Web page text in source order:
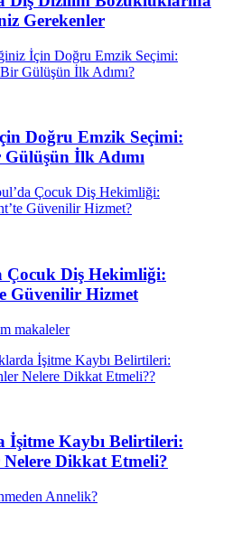
Gerekenler
Doğru Emzik Seçimi:
Gülüşün İlk Adımı
Çocuk Diş Hekimliği:
Güvenilir Hizmet
makaleler
İşitme Kaybı Belirtileri:
Nelere Dikkat Etmeli?